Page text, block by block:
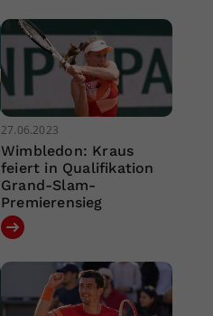
27.06.2023
Wimbledon: Kraus
feiert in Qualifikation
Grand-Slam-
Premierensieg